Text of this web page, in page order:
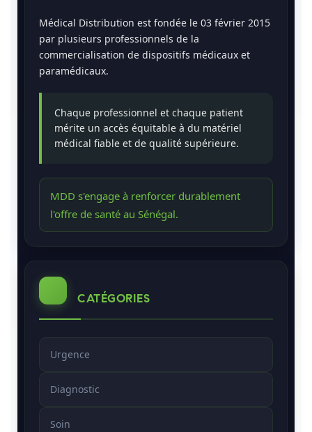
Médical Distribution est fondée le 03 février 2015
par plusieurs professionnels de la
commercialisation de dispositifs médicaux et
paramédicaux.
Chaque professionnel et chaque patient
mérite un accès équitable à du matériel
médical fiable et de qualité supérieure.
MDD s'engage à renforcer durablement
l'offre de santé au Sénégal.
CATÉGORIES
Urgence
Diagnostic
Soin